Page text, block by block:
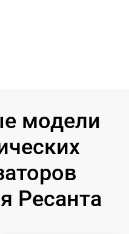
модели
Ресанта